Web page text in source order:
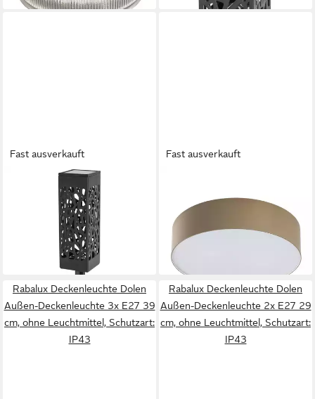
Fast ausverkauft
LED Solarleuchte Dekorative
LED-Solarleuchte Mora,
ab 12,75 €
lieferbar - in 2-3 Werktagen bei dir
Fast ausverkauft
Deckenleuchte Dolen Außen-
Deckenleuchte 2x E27, ohne
Leuchtmittel, Schutzart: IP43
25,60 €
lieferbar - in 2-3 Werktagen bei dir
Rabalux Deckenleuchte Dolen
Außen-Deckenleuchte 3x E27 39
cm, ohne Leuchtmittel, Schutzart:
IP43
Rabalux Deckenleuchte Dolen
Außen-Deckenleuchte 2x E27 29
cm, ohne Leuchtmittel, Schutzart:
IP43